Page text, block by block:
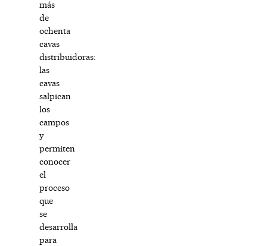
más
de
ochenta
cavas
distribuidoras:
las
cavas
salpican
los
campos
y
permiten
conocer
el
proceso
que
se
desarrolla
para